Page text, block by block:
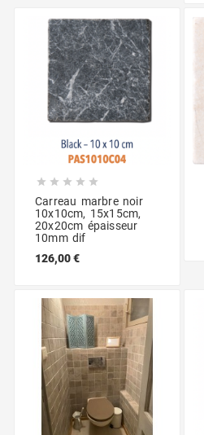
    
Carreau marbre noir
10x10cm, 15x15cm,
20x20cm épaisseur
10mm dif
126,00 €